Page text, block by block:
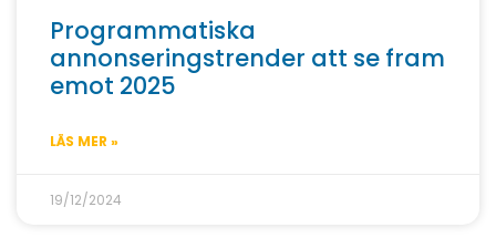
Programmatiska
annonseringstrender att se fram
emot 2025
LÄS MER »
19/12/2024